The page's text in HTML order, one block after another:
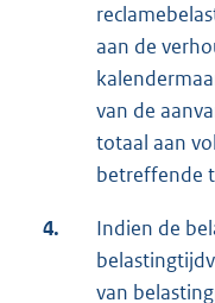
aan de
van de
totaal aan
betreffende
4.
Indien de
van